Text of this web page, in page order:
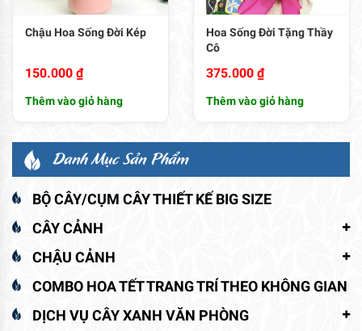
Chậu Hoa Sống Đời Kép
150.000 ₫
Thêm vào giỏ hàng
Hoa Sống Đời Tặng Thầy
Cô
375.000 ₫
Thêm vào giỏ hàng
Danh Mục Sản Phẩm
BỘ CÂY/CỤM CÂY THIẾT KẾ BIG SIZE
CÂY CẢNH
CHẬU CẢNH
COMBO HOA TẾT TRANG TRÍ THEO KHÔNG GIAN
DỊCH VỤ CÂY XANH VĂN PHÒNG